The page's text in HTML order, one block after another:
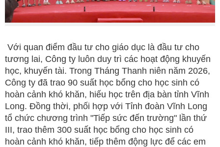
Với quan điểm đầu tư cho giáo dục là đầu tư cho
tương lai, Công ty luôn duy trì các hoạt động khuyến
học, khuyến tài. Trong Tháng Thanh niên năm 2026,
Công ty đã trao 90 suất học bổng cho học sinh có
hoàn cảnh khó khăn, hiếu học trên địa bàn tỉnh Vĩnh
Long. Đồng thời, phối hợp với Tỉnh đoàn Vĩnh Long
tổ chức chương trình "Tiếp sức đến trường" lần thứ
III, trao thêm 300 suất học bổng cho học sinh có
hoàn cảnh khó khăn, tiếp thêm động lực để các em